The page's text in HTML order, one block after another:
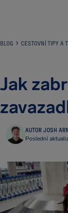
BLOG CESTOVNÍ TIPY A
Jak
AUTOR JOSH
Poslední